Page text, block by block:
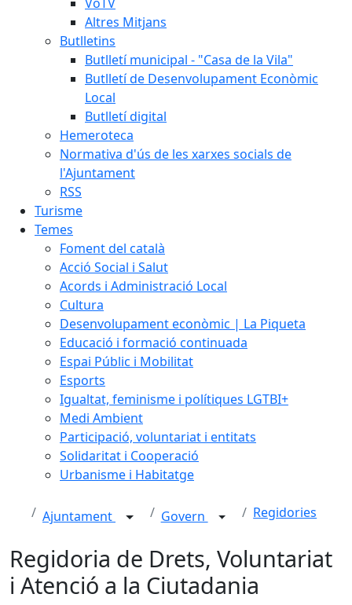
Altres Mitjans
Butlletins
Butlletí municipal - "Casa de la Vila"
Butlletí de Desenvolupament Econòmic
Local
Butlletí digital
Hemeroteca
Normativa d'ús de les xarxes socials de
l'Ajuntament
RSS
Turisme
Temes
Foment del català
Acció Social i Salut
Acords i Administració Local
Cultura
Desenvolupament econòmic | La Piqueta
Educació i formació continuada
Espai Públic i Mobilitat
Esports
Igualtat, feminisme i polítiques LGTBI+
Medi Ambient
Participació, voluntariat i entitats
Solidaritat i Cooperació
Urbanisme i Habitatge
Ajuntament Govern Regidories
Regidoria de Drets, Voluntariat
i Atenció a la Ciutadania